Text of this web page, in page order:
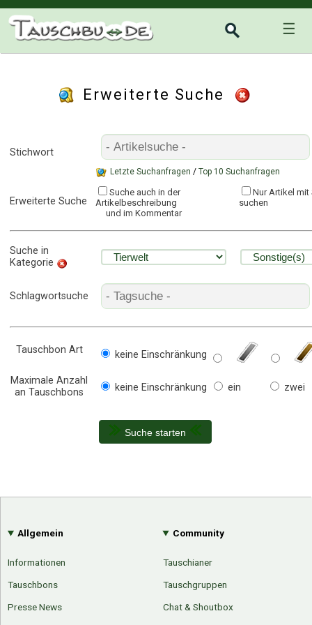
☰
Erweiterte Suche
Stichwort
Letzte Suchanfragen / Top 10 Suchanfragen
Erweiterte Suche
Suche auch in der
Artikelbeschreibung
und im Kommentar
Nur Artikel
suchen
Suche in
Kategorie
Schlagwortsuche
Tauschbon Art keine Einschränkung
Maximale Anzahl
an Tauschbons
keine Einschränkung ein zwei
Suche starten
Allgemein
Informationen
Tauschbons
Presse News
Community
Tauschianer
Tauschgruppen
Chat & Shoutbox